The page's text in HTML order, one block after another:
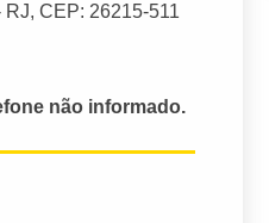
RJ, CEP: 26215-511
não informado.